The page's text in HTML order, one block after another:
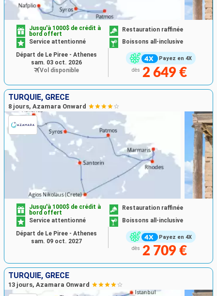
Payez en 4X
Jusqu'à 1000$ de crédit à
bord offert
Restauration raffinée
Service attentionné
Boissons all-inclusive
dès 2 649 €
Départ de Le Piree - Athenes
sam. 03 oct. 2026
Vol disponible
TURQUIE, GRÈCE
8 jours, Azamara Onward
Payez en 4X
Jusqu'à 1000$ de crédit à
bord offert
Restauration raffinée
Service attentionné
Boissons all-inclusive
dès 2 709 €
Départ de Le Piree - Athenes
sam. 09 oct. 2027
TURQUIE, GRÈCE
13 jours, Azamara Onward